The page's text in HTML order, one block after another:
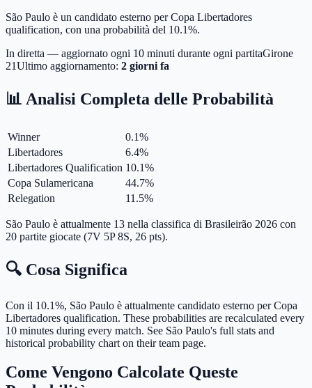
São Paulo è un candidato esterno per Copa Libertadores
qualification, con una probabilità del 10.1%.
In diretta — aggiornato ogni 10 minuti durante ogni partitaGirone
21Ultimo aggiornamento: 2 giorni fa
📊 Analisi Completa delle Probabilità
Winner 0.1%
Libertadores
6.4%
Libertadores Qualification 10.1%
Copa Sulamericana
44.7%
Relegation
11.5%
São Paulo è attualmente 13 nella classifica di Brasileirão 2026 con
20 partite giocate (7V 5P 8S, 26 pts).
🔍 Cosa Significa
Con il 10.1%, São Paulo è attualmente candidato esterno per Copa
Libertadores qualification. These probabilities are recalculated every
10 minutes during every match. See São Paulo's full stats and
historical probability chart on their team page.
Come Vengono Calcolate Queste